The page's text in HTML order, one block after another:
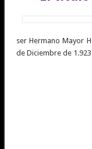
ser Hermano Mayor
de Diciembre de